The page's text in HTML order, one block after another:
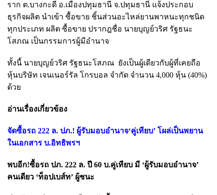
ราก ต.บางกะดี อ.เมืองปทุมธานี จ.ปทุมธานี แจ้งประกอบ
ธุรกิจผลิต นำเข้า ซื้อขาย ชิ้นส่วนอะไหล่ยานพาหนะทุกชนิด
ทุกประเภท ผลิต ซื้อขาย ปรากฎชื่อ นายบุญย์วริศ รัฐธนะ
โสภณ เป็นกรรมการผู้มีอำนาจ
ทั้งนี้ นายบุญย์วริศ รัฐธนะโสภณ ยังเป็นผู้เดียวกับผู้ที่เคยถือ
หุ้นบริษัท เจนเนอร์รัล โกรบอล จำกัด จำนวน 4,000 หุ้น (40%)
ด้วย
อ่านเรื่องเกี่ยวข้อง
จัดซื้อรถ 222 ล. ปภ.! ผู้รับมอบอำนาจ‘คู่เทียบ’ โผล่เป็นพยาน
ในเอกสาร บ.อิทธิพรฯ
พบอีก!ซื้อรถ ปภ. 222 ล. ปี 60 บ.คู่เทียบ มี ‘ผู้รับมอบอำนาจ’
คนเดียว ‘ท็อปเบส์ท’ ผู้ชนะ